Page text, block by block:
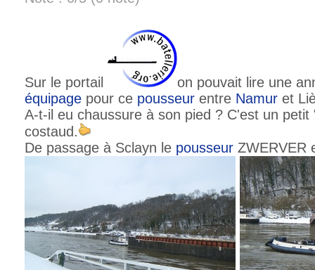
Sur le portail
on pouvait lire une
équipage pour ce pousseur entre Namur et
A-t-il eu chaussure à son pied ? C'est un
costaud.
De passage à Sclayn le pousseur ZWERVER